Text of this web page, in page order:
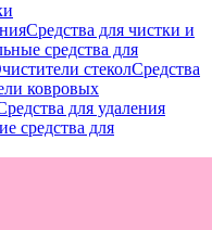
Средства для чистки и
средства для
стеколСредства
ковровых
для удаления
средства для